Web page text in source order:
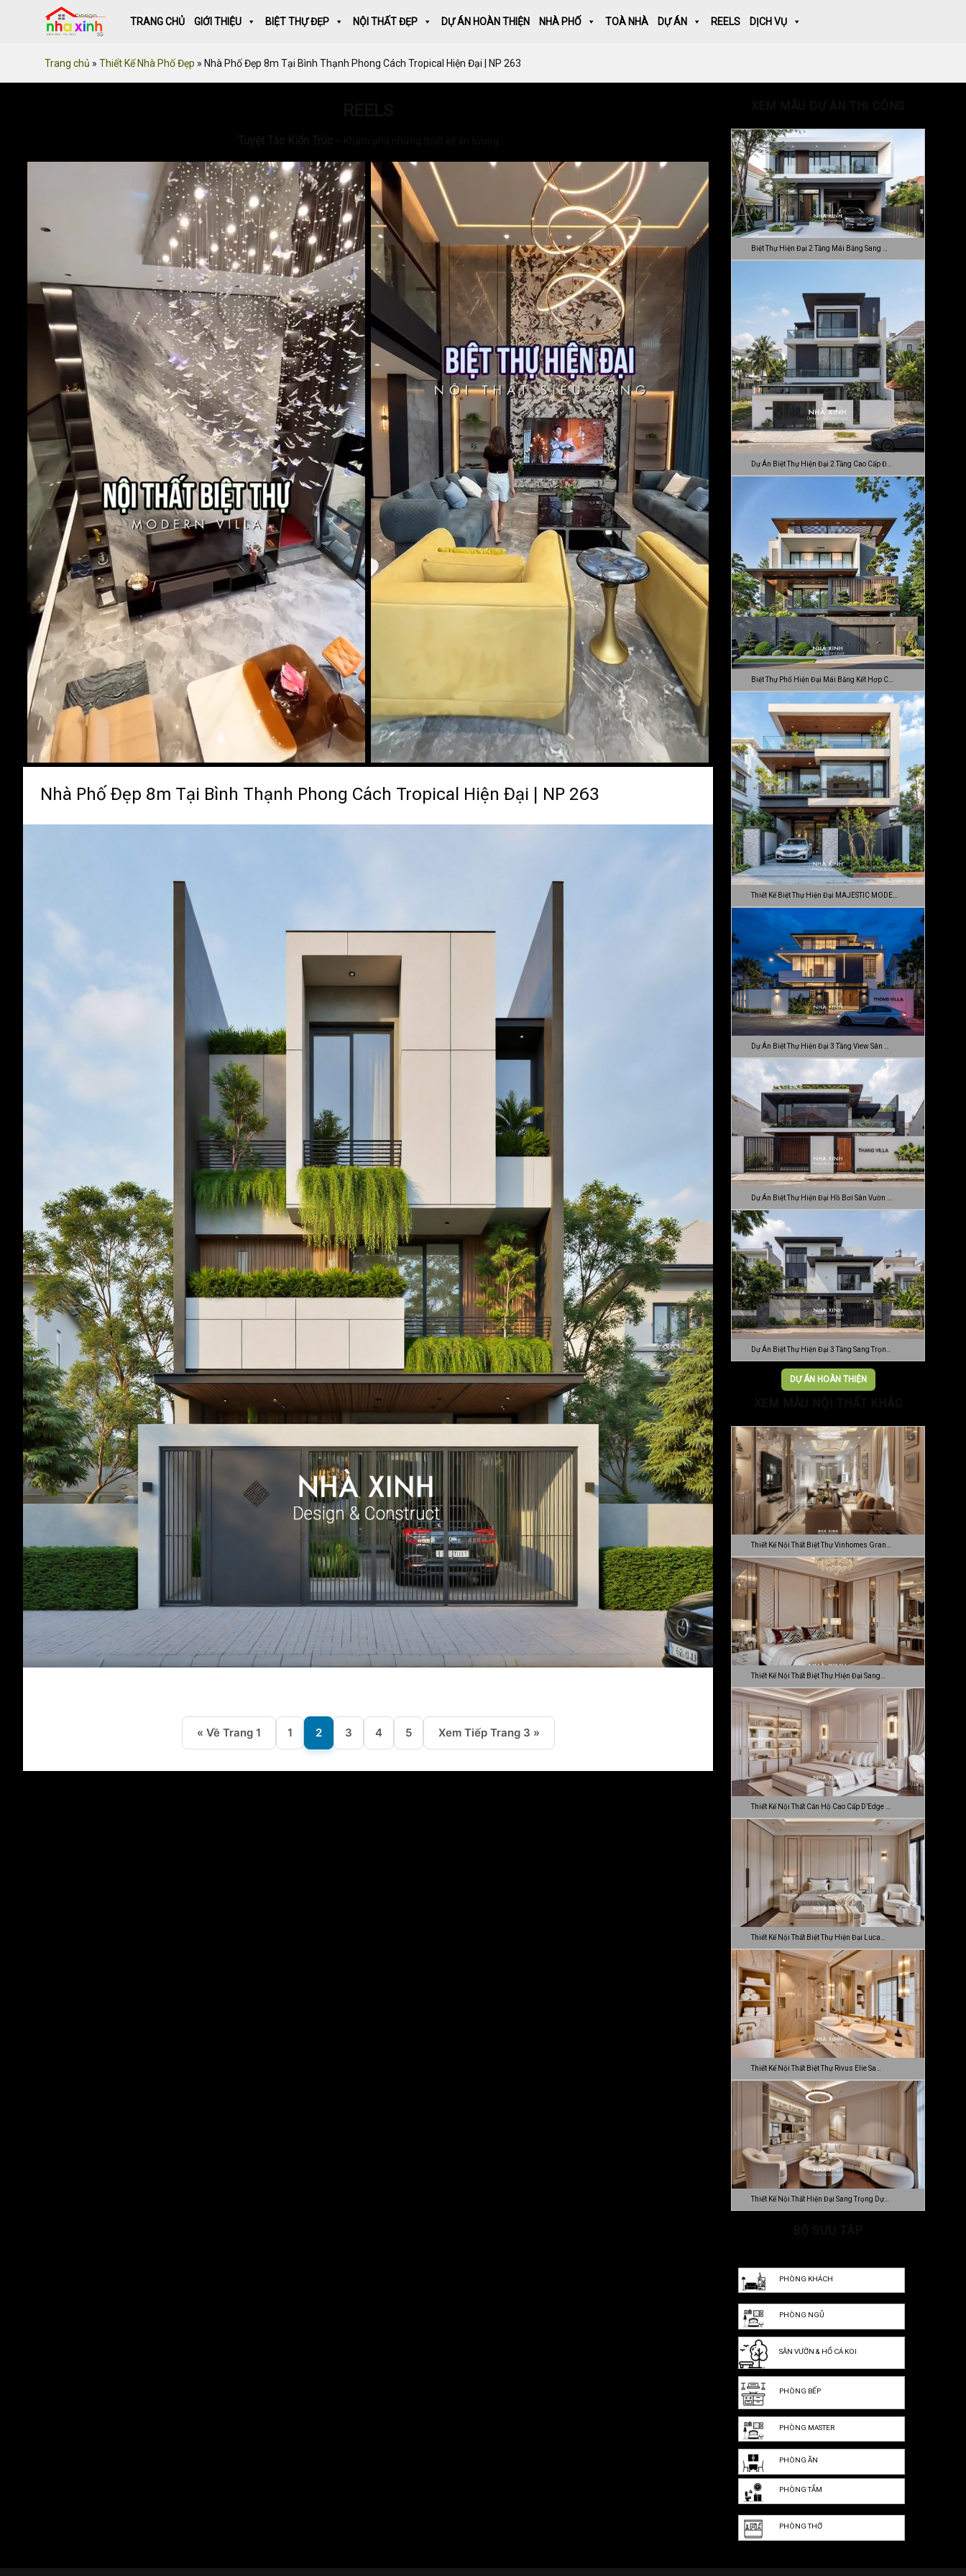
TRANG CHỦ GIỚI THIỆU BIỆT THỰ ĐẸP NỘI THẤT ĐẸP DỰ ÁN HOÀN THIỆN NHÀ PHỐ TOÀ NHÀ DỰ ÁN REELS DỊCH VỤ
Trang chủ » Thiết Kế Nhà Phố Đẹp » Nhà Phố Đẹp 8m Tại Bình Thạnh Phong Cách Tropical Hiện Đại | NP 263
Nhà Phố Đẹp 8m Tại Bình Thạnh Phong Cách Tropical Hiện Đại | NP 263
« Về Trang 1 1 2 3 4 5 Xem Tiếp Trang 3 »
Biệt Thự Hiện Đại 2 Tầng Mái Bằng Sang …
Dự Án Biệt Thự Hiện Đại 2 Tầng Cao Cấp Đ…
Biệt Thự Phố Hiện Đại Mái Bằng Kết Hợp C…
Thiết Kế Biệt Thự Hiện Đại MAJESTIC MODE…
Dự Án Biệt Thự Hiện Đại 3 Tầng View Sân …
Dự Án Biệt Thự Hiện Đại Hồ Bơi Sân Vườn …
Dự Án Biệt Thự Hiện Đại 3 Tầng Sang Trọn…
DỰ ÁN HOÀN THIỆN
Thiết Kế Nội Thất Biệt Thự Vinhomes Gran…
Thiết Kế Nội Thất Biệt Thự Hiện Đại Sang…
Thiết Kế Nội Thất Căn Hộ Cao Cấp D’Edge …
Thiết Kế Nội Thất Biệt Thự Hiện Đại Luca…
Thiết Kế Nội Thất Biệt Thự Rivus Elie Sa…
Thiết Kế Nội Thất Hiện Đại Sang Trọng Dự…
PHÒNG KHÁCH
PHÒNG NGỦ
SÂN VƯỜN & HỒ CÁ KOI
PHÒNG BẾP
PHÒNG MASTER
PHÒNG ĂN
PHÒNG TẮM
PHÒNG THỜ